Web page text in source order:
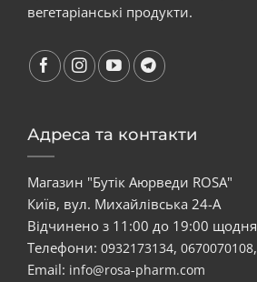
вегетаріанські продукти.
Адреса та контакти
Магазин "Бутік Аюрведи ROSA"
Київ, вул. Михайлівська 24-А
Відчинено з 11:00 до 19:00 щодня
Телефони: 0932173134, 0670070108,
Email: info@rosa-pharm.com